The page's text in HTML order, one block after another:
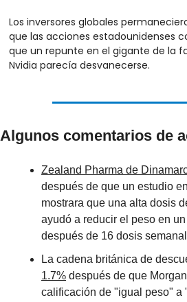
Los inversores globales
que las acciones estadounidenses
que un repunte en el gigante de la
Nvidia parecía desvanecerse.
Algunos comentarios de
Zealand Pharma de
después de que un estudio
mostrara que una alta dosis
ayudó a reducir el peso en
después de 16 dosis
La cadena británica de
1.7% después de que
calificación de "igual peso" a